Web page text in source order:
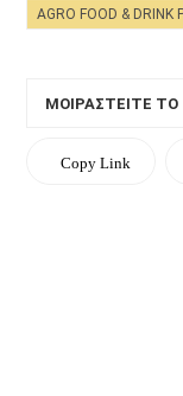
AGRO FOOD & DRINK
ΜΟΙΡΑΣΤΕΊΤΕ ΤΟ
Copy Link